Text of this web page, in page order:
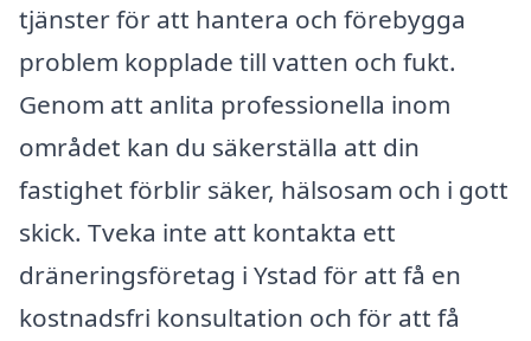
tjänster för att hantera och förebygga
problem kopplade till vatten och fukt.
Genom att anlita professionella inom
området kan du säkerställa att din
fastighet förblir säker, hälsosam och i gott
skick. Tveka inte att kontakta ett
dräneringsföretag i Ystad för att få en
kostnadsfri konsultation och för att få